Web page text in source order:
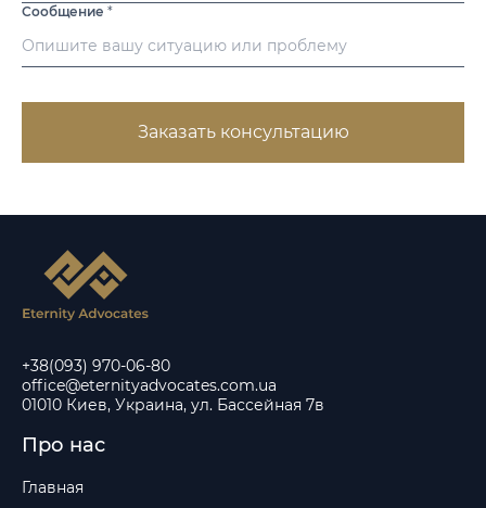
Сообщение *
Заказать консультацию
+38(093) 970-06-80
office@eternityadvocates.com.ua
01010 Киев, Украина, ул. Бассейная 7в
Про нас
Главная